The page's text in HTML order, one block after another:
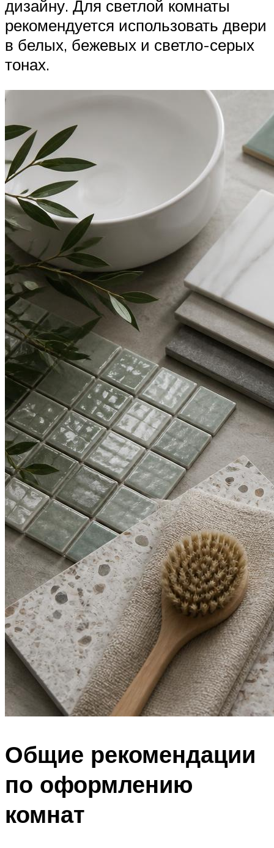
дизайну. Для светлой комнаты
рекомендуется использовать двери
в белых, бежевых и светло-серых
тонах.
Общие рекомендации
по оформлению
комнат